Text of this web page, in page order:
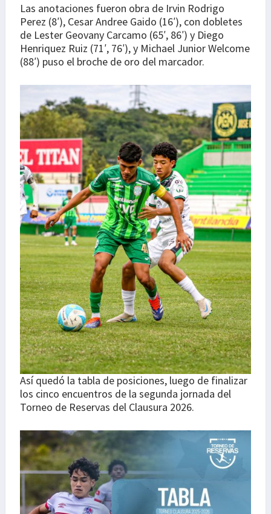
Las anotaciones fueron obra de Irvin Rodrigo
Perez (8′), Cesar Andree Gaido (16′), con dobletes
de Lester Geovany Carcamo (65′, 86′) y Diego
Henriquez Ruiz (71′, 76′), y Michael Junior Welcome
(88′) puso el broche de oro del marcador.
Así quedó la tabla de posiciones, luego de finalizar
los cinco encuentros de la segunda jornada del
Torneo de Reservas del Clausura 2026.